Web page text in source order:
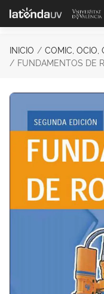
Saltar al contenido
INICIO COMIC, OCIO,
FUNDAMENTOS DE